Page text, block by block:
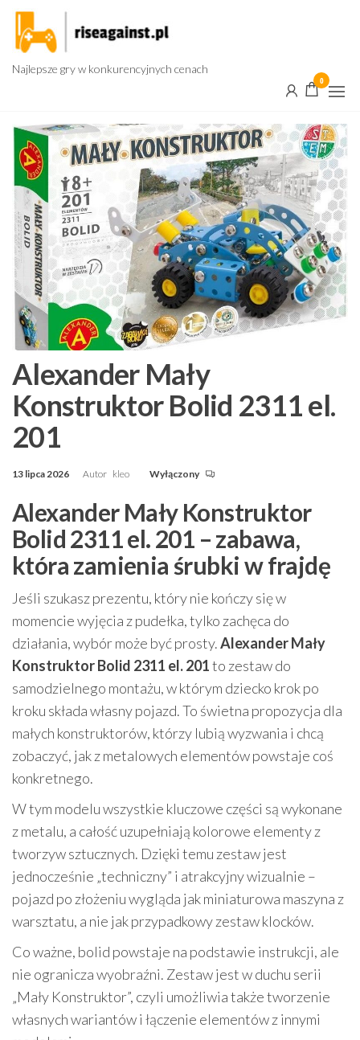
Przejdź
treści
Najlepsze gry w konkurencyjnych cenach
0
Alexander Mały
Konstruktor Bolid 2311 el.
201
13 lipca 2026 Autor kleo Wyłączony
Alexander Mały Konstruktor
Bolid 2311 el. 201 – zabawa,
która zamienia śrubki w frajdę
Jeśli szukasz prezentu, który nie kończy się w
momencie wyjęcia z pudełka, tylko zachęca do
działania, wybór może być prosty.Alexander Mały
Konstruktor Bolid 2311 el. 201to zestaw do
samodzielnego montażu, w którym dziecko krok po
kroku składa własny pojazd. To świetna propozycja dla
małych konstruktorów, którzy lubią wyzwania i chcą
zobaczyć, jak z metalowych elementów powstaje coś
konkretnego.
W tym modelu wszystkie kluczowe części są wykonane
z metalu, a całość uzupełniają kolorowe elementy z
tworzyw sztucznych. Dzięki temu zestaw jest
jednocześnie „techniczny” i atrakcyjny wizualnie –
pojazd po złożeniu wygląda jak miniaturowa maszyna z
warsztatu, a nie jak przypadkowy zestaw klocków.
Co ważne, bolid powstaje na podstawie instrukcji, ale
nie ogranicza wyobraźni. Zestaw jest w duchu serii
„Mały Konstruktor”, czyli umożliwia także tworzenie
własnych wariantów i łączenie elementów z innymi